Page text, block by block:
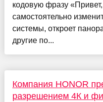
кодовую фразу
самостоятельно
системы, откроет
другие по...
Компания HONOR
разрешением 4К и